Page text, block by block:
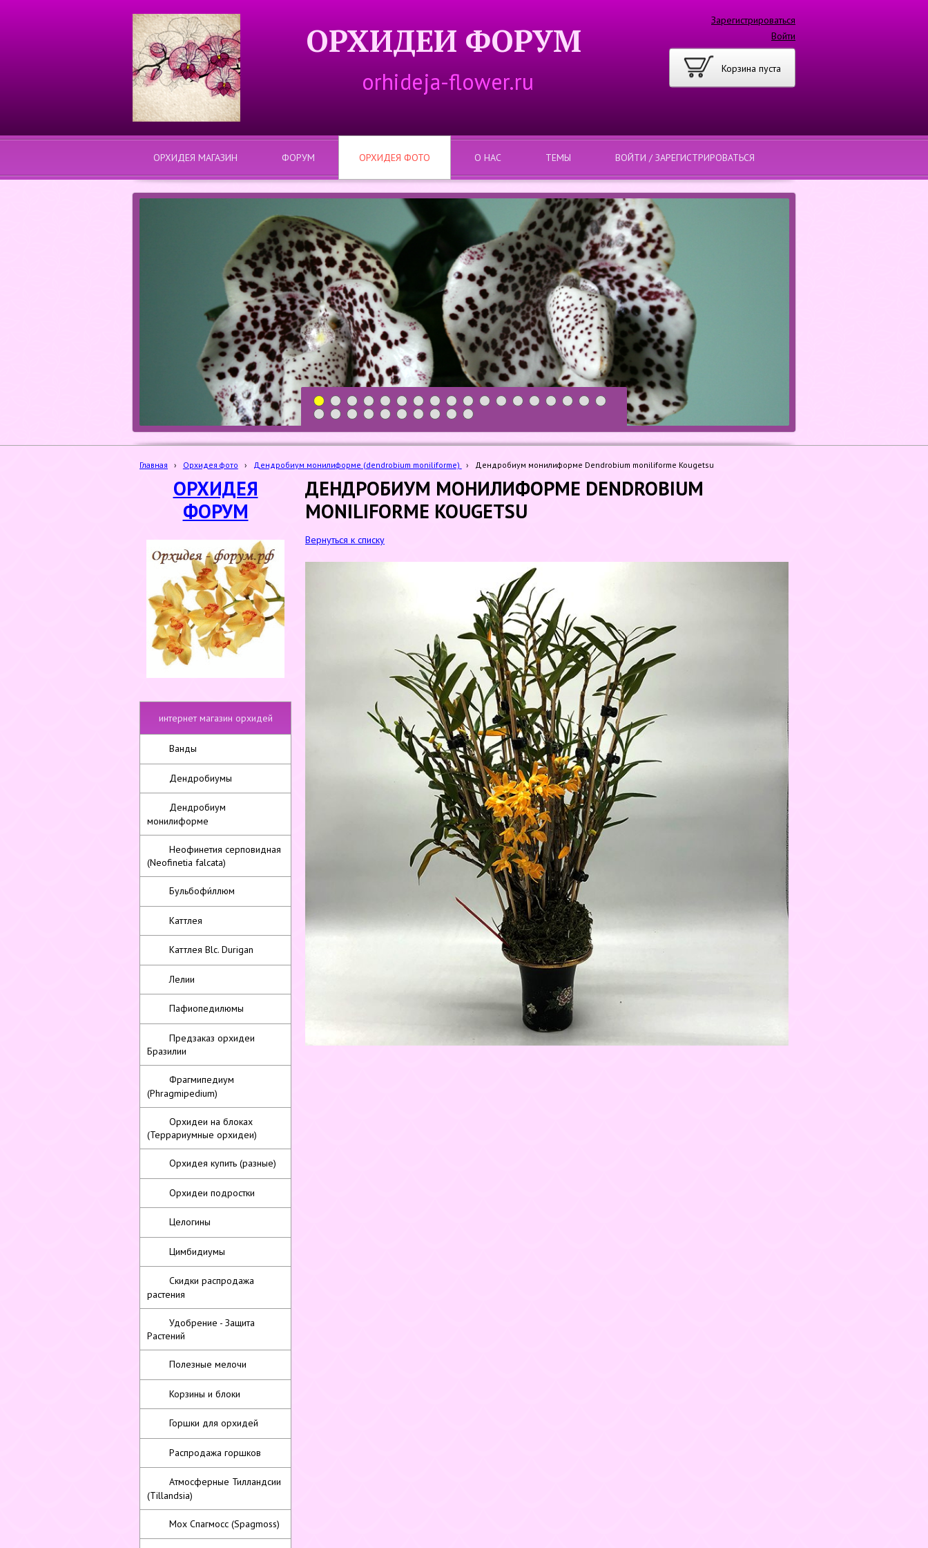
Корзина пуста
Зарегистрироваться
Войти
ОРХИДЕИ ФОРУМ
orhideja-flower.ru
ОРХИДЕЯ МАГАЗИН ФОРУМ ОРХИДЕЯ ФОТО О НАС ТЕМЫ ВОЙТИ / ЗАРЕГИСТРИРОВАТЬСЯ
1 2 3 4 5 6 7 8 9 10 11 12 13 14 15 16 17 18
19 20 21 22 23 24 25 26 27 28
Главная › Орхидея фото › Дендробиум монилиформе (dendrobium moniliforme) › Дендробиум монилиформе Dendrobium moniliforme Kougetsu
ОРХИДЕЯ
ФОРУМ
интернет магазин орхидей
Ванды
Дендробиумы
Дендробиум
монилиформе
Неофинетия серповидная
(Neofinetia falcata)
Бульбофи́ллюм
Каттлея
Каттлея Blc. Durigan
Лелии
Пафиопедилюмы
Предзаказ орхидеи
Бразилии
Фрагмипедиум
(Phragmipedium)
Орхидеи на блоках
(Террариумные орхидеи)
Орхидея купить (разные)
Орхидеи подростки
Целогины
Цимбидиумы
Скидки распродажа
растения
Удобрение - Защита
Растений
Полезные мелочи
Корзины и блоки
Горшки для орхидей
Распродажа горшков
Атмосферные Тилландсии
(Tillandsia)
Мох Спагмосс (Spagmoss)
ДЕНДРОБИУМ МОНИЛИФОРМЕ DENDROBIUM
MONILIFORME KOUGETSU
Вернуться к списку